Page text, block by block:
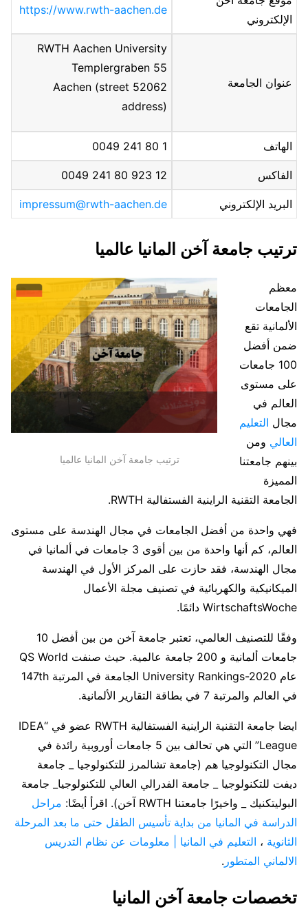
الإلكتروني
https://www.rwth-aachen.de
عنوان الجامعة
RWTH Aachen University
Templergraben 55
52062 Aachen (street
address)
الهاتف 1 80 241 0049
الفاكس 12 923 80 241 0049
البريد الإلكتروني impressum@rwth-aachen.de
ترتيب جامعة آخن المانيا عالميا
ترتيب جامعة آخن المانيا عالميا
معظم
الجامعات
الألمانية تقع
ضمن أفضل
100 جامعات
على مستوى
العالم في
مجال التعليم
العالي ومن
بينهم جامعتنا
المميزة
الجامعة التقنية الراينية الفستفالية RWTH.
فهي واحدة من أفضل الجامعات في مجال الهندسة على مستوى
العالم، كم أنها واحدة من بين أقوى 3 جامعات في ألمانيا في
مجال الهندسة، فقد حازت على المركز الأول في الهندسة
الميكانيكية والكهربائية في تصنيف مجلة الأعمال
WirtschaftsWoche دائمًا.
وفقًا للتصنيف العالمي، تعتبر جامعة آخن من بين أفضل 10
جامعات ألمانية و 200 جامعة عالمية. حيث صنفت QS World
عام University Rankings-2020 الجامعة في المرتبة 147th
في العالم والمرتبة 7 في بطاقة التقارير الألمانية.
ايضا جامعة التقنية الراينية الفستفالية RWTH عضو في “IDEA
League” التي هي تحالف بين 5 جامعات أوروبية رائدة في
مجال التكنولوجيا هم (جامعة تشالمرز للتكنولوجيا _ جامعة
ديفت للتكنولوجيا _ جامعة الفدرالي العالي للتكنولوجيا_ جامعة
البوليتكنيك _ واخيرًا جامعتنا RWTH آخن). اقرأ أيضًا:
مراحل
الدراسة في المانيا من بداية تأسيس الطفل حتى ما بعد المرحلة
الثانوية ، التعليم في المانيا | معلومات عن نظام التدريس
الالماني المتطور .
تخصصات جامعة آخن المانيا